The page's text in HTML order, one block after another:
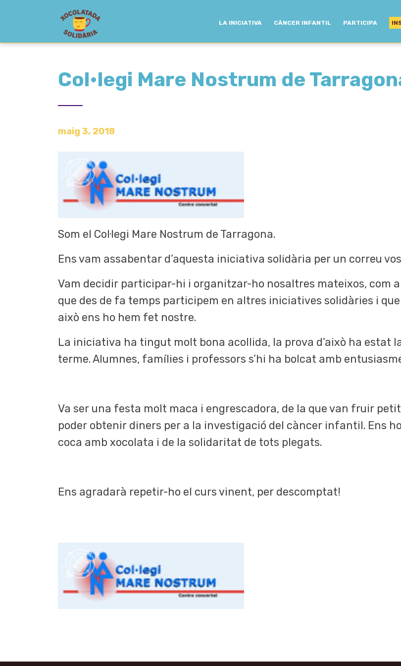
LA INICIATIVA CÀNCER INFANTIL PARTICIPA
Col•legi Mare Nostrum de
maig 3, 2018
Som el Col·legi Mare Nostrum de Tarragona.
Ens vam assabentar d’aquesta iniciativa solidària per un correu
Vam decidir participar-hi i organitzar-ho nosaltres mateixos, com a
que des de fa temps participem en altres iniciatives solidàries i
això ens ho hem fet nostre.
La iniciativa ha tingut molt bona acollida, la prova d’això ha estat
terme. Alumnes, famílies i professors s’hi ha bolcat amb
Va ser una festa molt maca i engrescadora, de la que van fruir
poder obtenir diners per a la investigació del càncer infantil. Ens
coca amb xocolata i de la solidaritat de tots plegats.
Ens agradarà repetir-ho el curs vinent, per descomptat!